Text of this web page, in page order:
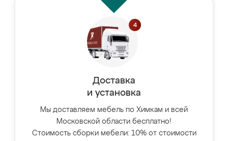
Доставка
и установка
Мы доставляем мебель по Химкам и всей
Московской области бесплатно!
Стоимость сборки мебели: 10% от стоимости